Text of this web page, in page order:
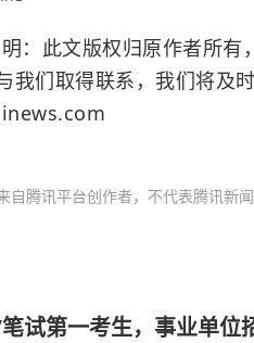
权归原作者所有，若
我们取得联系，我们将及
自腾讯平台创作者，不代表腾讯新
试第一考生，事业单位